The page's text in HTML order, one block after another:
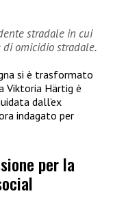
stradale in cui
di omicidio stradale.
si è trasformato
Viktoria Härtig è
dall’ex
indagato per
per la